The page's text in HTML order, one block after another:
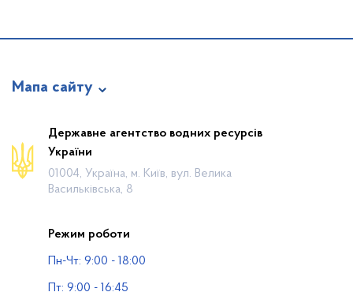
Мапа сайту
Про відомство
Діяльність
Громадянам
Публічна інформація
Водогосподарські організації
Державне агентство водних ресурсів
України
01004, Україна, м. Київ, вул. Велика
Васильківська, 8
Режим роботи
Пн-Чт: 9:00 - 18:00
Пт: 9:00 - 16:45